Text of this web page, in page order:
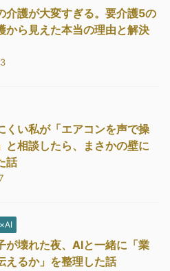
介護が大変すぎる。要介護5の
から見えた本当の理由と解決
くい私が「エアコンを声で操
と相談したら、まさかの壁に
話
が壊れた夜、AIと一緒に「業
えるか」を整理した話